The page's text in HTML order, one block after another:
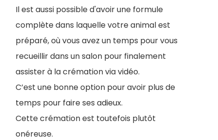
Il est aussi possible d'avoir une formule
complète dans laquelle votre animal est
préparé, où vous avez un temps pour vous
recueillir dans un salon pour finalement
assister à la crémation via vidéo.
C’est une bonne option pour avoir plus de
temps pour faire ses adieux.
Cette crémation est toutefois plutôt
onéreuse.